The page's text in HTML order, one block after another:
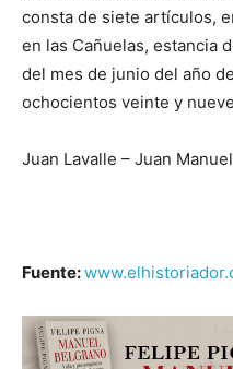
consta de siete artículos,
en las Cañuelas, estancia
del mes de junio del año
ochocientos veinte y
Juan Lavalle – Juan
Fuente: